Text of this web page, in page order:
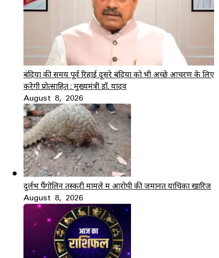
बंदियों की समय पूर्व रिहाई दूसरे बंदियों को भी अच्छे आचरण के लिए
करेगी प्रोत्साहित : मुख्यमंत्री डॉ. यादव
August 8, 2026
दुर्लभ पैंगोलिन तस्करी मामले में आरोपी की जमानत याचिका खारिज
August 8, 2026